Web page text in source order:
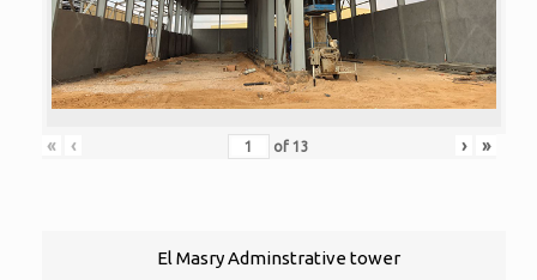
« ‹ of 13 › »
El Masry Adminstrative tower